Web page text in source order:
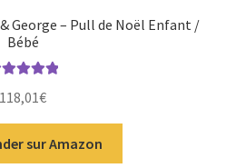
George – Pull de Noël Enfant /
Bébé
5
118,01€
sur Amazon